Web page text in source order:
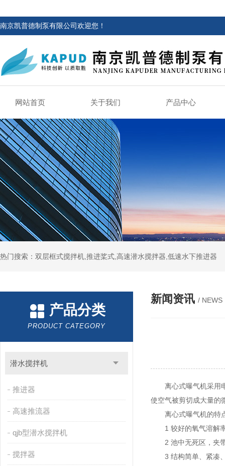
南京凯普德制泵有限公司欢迎您！
网站首页 关于我们 产品中心
热门搜索：双层框式搅拌机,推进桨式,高速潜水搅拌器,低速水下推进器
产品分类
PRODUCT CATEGORY
潜水搅拌机
推进器
高速推流器
qjb型潜水搅拌机
搅拌器
新闻资讯 / NEWS
离心式曝气机采用
使空气被剪切成大量的
离心式曝气机的特
1 较好的氧气溶解率
2 池中无死区，夹带
3 结构简单、紧凑、